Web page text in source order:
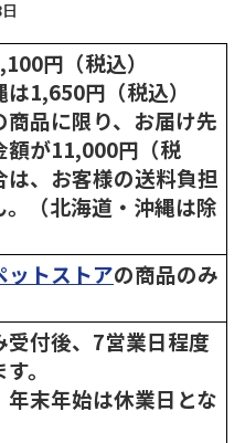
円（税込）
1,650円（税込）
商品に限り、お届け先
額が11,000円（税
、お客様の送料負担
。（北海道・沖縄は除
ットストアの商品のみ
受付後、7営業日程度
。
末年始は休業日とな